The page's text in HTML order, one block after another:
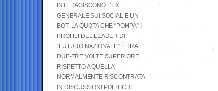
INTERAGISCONO L’EX
GENERALE SUI SOCIAL È UN
BOT. LA QUOTA CHE “POMPA” I
PROFILI DEL LEADER DI
“FUTURO NAZIONALE” È TRA
DUE-TRE VOLTE SUPERIORE
RISPETTO A QUELLA
NORMALMENTE RISCONTRATA
IN DISCUSSIONI POLITICHE